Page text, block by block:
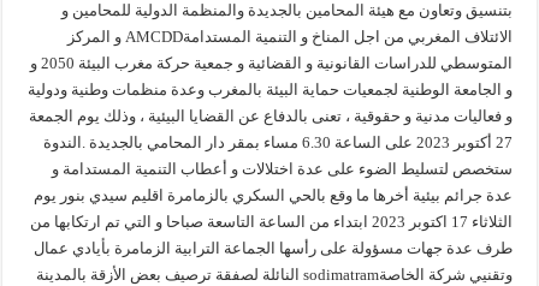
بتنسيق وتعاون مع هيئة المحامين بالجديدة والمنظمة الدولية للمحامين و
الائتلاف المغربي من اجل المناخ و التنمية المستدامةAMCDD و المركز
المتوسطي للدراسات القانونية و القضائية و جمعية حركة مغرب البيئة 2050 و
و الجامعة الوطنية لجمعيات حماية البيئة بالمغرب وعدة منظمات وطنية ودولية
و فعاليات مدنية و حقوقية ، تعنى بالدفاع عن القضايا البيئية ، وذلك يوم الجمعة
27 أكتوبر 2023 على الساعة 6.30 مساء بمقر دار المحامي بالجديدة .الندوة
ستخصص لتسليط الضوء على عدة اختلالات و أعطاب التنمية المستدامة و
عدة جرائم بيئية أخرها ما وقع بالحي السكري بالزمامرة اقليم سيدي بنور يوم
الثلاثاء 17 اكتوبر 2023 ابتداء من الساعة التاسعة صباحا و التي تم ارتكابها من
طرف عدة جهات مسؤولة على رأسها الجماعة الترابية الزمامرة بأيادي عمال
وتقنيي شركة الخاصةsodimatram النائلة لصفقة ترصيف بعض الأزقة بالمدينة